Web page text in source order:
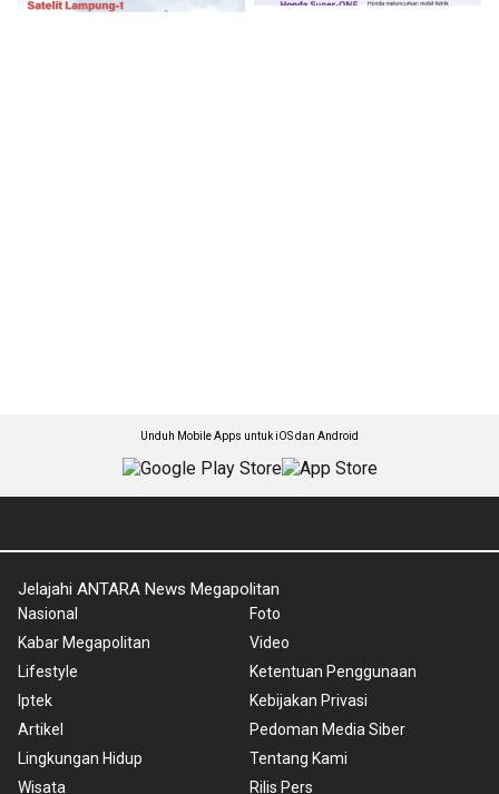
Unduh Mobile Apps untuk iOS dan Android
Jelajahi ANTARA News Megapolitan
Nasional
Kabar Megapolitan
Lifestyle
Iptek
Artikel
Lingkungan Hidup
Wisata
Foto
Video
Ketentuan Penggunaan
Kebijakan Privasi
Pedoman Media Siber
Tentang Kami
Rilis Pers